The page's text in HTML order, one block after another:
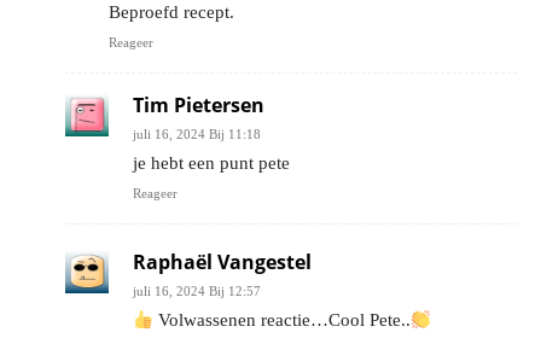
Beproefd recept.
Reageer
Tim Pietersen
juli 16, 2024 Bij 11:18
je hebt een punt pete
Reageer
Raphaël Vangestel
juli 16, 2024 Bij 12:57
Volwassenen reactie…Cool Pete..